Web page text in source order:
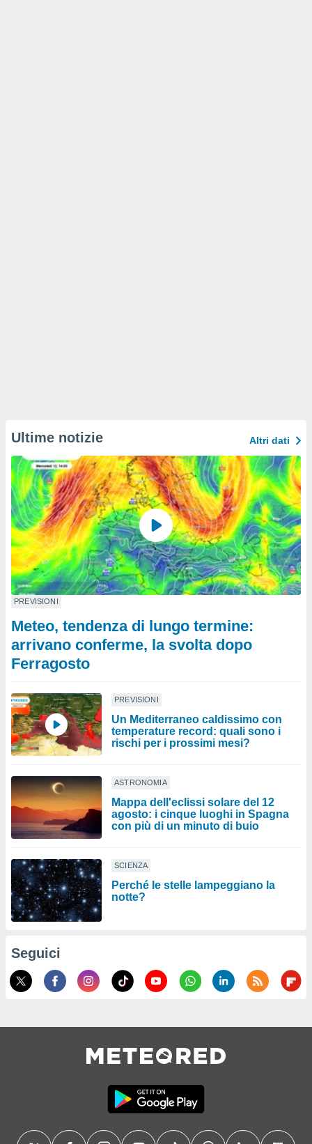
Ultime notizie Altri dati
PREVISIONI
Meteo, tendenza di lungo termine:
arrivano conferme, la svolta dopo
Ferragosto
PREVISIONI
Un Mediterraneo caldissimo con
temperature record: quali sono i
rischi per i prossimi mesi?
ASTRONOMIA
Mappa dell'eclissi solare del 12
agosto: i cinque luoghi in Spagna
con più di un minuto di buio
SCIENZA
Perché le stelle lampeggiano la
notte?
Seguici